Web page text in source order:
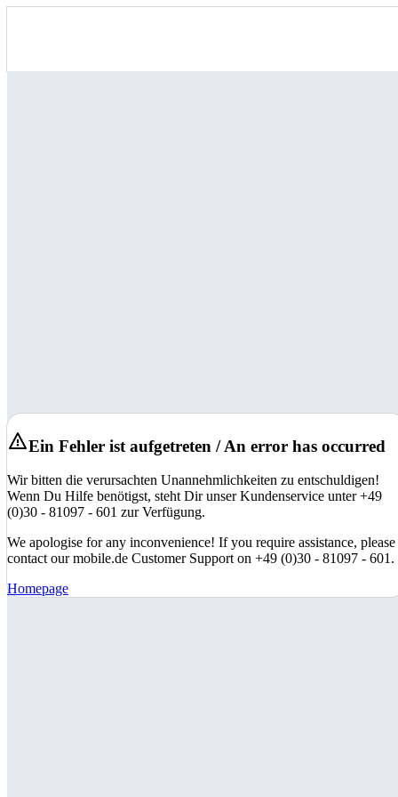
Ein Fehler ist aufgetreten / An error has occurred
Wir bitten die verursachten Unannehmlichkeiten zu entschuldigen!
Wenn Du Hilfe benötigst, steht Dir unser Kundenservice unter +49
(0)30 - 81097 - 601 zur Verfügung.
We apologise for any inconvenience! If you require assistance, please
contact our mobile.de Customer Support on +49 (0)30 - 81097 - 601.
Homepage